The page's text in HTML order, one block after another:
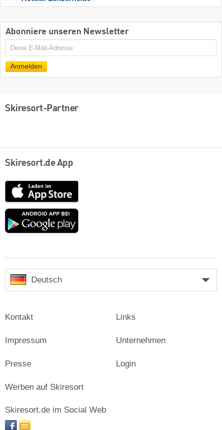
Abonniere unseren Newsletter
E-
Anmelden
Skiresort-Partner
Skiresort.de App
App
Store
Google
Deutsch
Kontakt
Impressum
Presse
Links
Unternehmen
Login
Werben auf Skiresort
Skiresort.de im Social Web